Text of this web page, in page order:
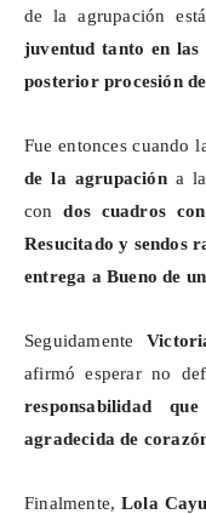
de la agrupación
juventud tanto en
posterior procesión
Fue entonces cuando
de la agrupacióna la
condos cuadros
Resucitado y sendos
entrega a Bueno de
Seguidamente
afirmó esperar no
responsabilidad
agradecida de
Finalmente, Lola